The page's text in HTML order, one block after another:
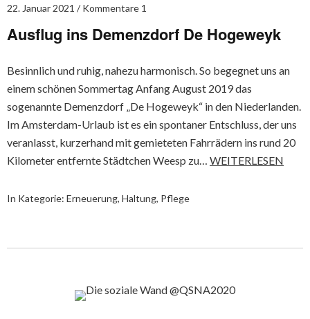
22. Januar 2021 Kommentare 1
Ausflug ins Demenzdorf De Hogeweyk
Besinnlich und ruhig, nahezu harmonisch. So begegnet uns an
einem schönen Sommertag Anfang August 2019 das
sogenannte Demenzdorf „De Hogeweyk“ in den Niederlanden.
Im Amsterdam-Urlaub ist es ein spontaner Entschluss, der uns
veranlasst, kurzerhand mit gemieteten Fahrrädern ins rund 20
Kilometer entfernte Städtchen Weesp zu… WEITERLESEN
In Kategorie: Erneuerung, Haltung, Pflege